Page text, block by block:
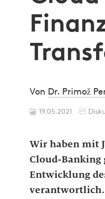
Von Dr. Primož
19.05.2021
Wir haben mit
Cloud-Banking
Entwicklung